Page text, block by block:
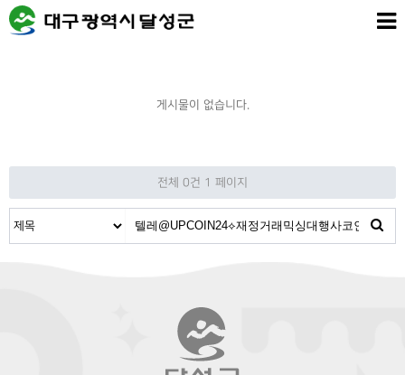
게시물이 없습니다.
전체 0건 1 페이지